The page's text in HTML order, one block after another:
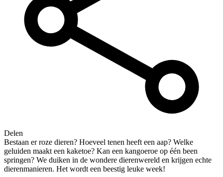
Delen
Bestaan er roze dieren? Hoeveel tenen heeft een aap? Welke
geluiden maakt een kaketoe? Kan een kangoeroe op één been
springen? We duiken in de wondere dierenwereld en krijgen echte
dierenmanieren. Het wordt een beestig leuke week!